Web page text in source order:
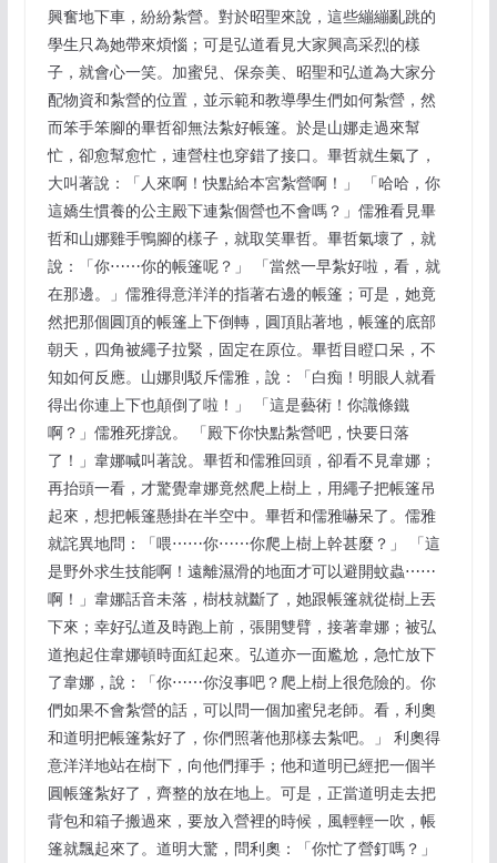
興奮地下車，紛紛紮營。對於昭聖來說，這些繃繃亂跳的
學生只為她帶來煩惱；可是弘道看見大家興高采烈的樣
子，就會心一笑。加蜜兒、保奈美、昭聖和弘道為大家分
配物資和紮營的位置，並示範和教導學生們如何紮營，然
而笨手笨腳的畢哲卻無法紮好帳篷。於是山娜走過來幫
忙，卻愈幫愈忙，連營柱也穿錯了接口。畢哲就生氣了，
大叫著說：「人來啊！快點給本宮紮營啊！」 「哈哈，你
這嬌生慣養的公主殿下連紮個營也不會嗎？」儒雅看見畢
哲和山娜雞手鴨腳的樣子，就取笑畢哲。畢哲氣壞了，就
說：「你⋯⋯你的帳篷呢？」 「當然一早紮好啦，看，就
在那邊。」儒雅得意洋洋的指著右邊的帳篷；可是，她竟
然把那個圓頂的帳篷上下倒轉，圓頂貼著地，帳篷的底部
朝天，四角被繩子拉緊，固定在原位。畢哲目瞪口呆，不
知如何反應。山娜則駁斥儒雅，說：「白痴！明眼人就看
得出你連上下也顛倒了啦！」 「這是藝術！你識條鐵
啊？」儒雅死撐說。 「殿下你快點紮營吧，快要日落
了！」韋娜喊叫著說。畢哲和儒雅回頭，卻看不見韋娜；
再抬頭一看，才驚覺韋娜竟然爬上樹上，用繩子把帳篷吊
起來，想把帳篷懸掛在半空中。畢哲和儒雅嚇呆了。儒雅
就詫異地問：「喂⋯⋯你⋯⋯你爬上樹上幹甚麼？」 「這
是野外求生技能啊！遠離濕滑的地面才可以避開蚊蟲⋯⋯
啊！」韋娜話音未落，樹枝就斷了，她跟帳篷就從樹上丟
下來；幸好弘道及時跑上前，張開雙臂，接著韋娜；被弘
道抱起住韋娜頓時面紅起來。弘道亦一面尷尬，急忙放下
了韋娜，說：「你⋯⋯你沒事吧？爬上樹上很危險的。你
們如果不會紮營的話，可以問一個加蜜兒老師。看，利奧
和道明把帳篷紮好了，你們照著他那樣去紮吧。」 利奧得
意洋洋地站在樹下，向他們揮手；他和道明已經把一個半
圓帳篷紮好了，齊整的放在地上。可是，正當道明走去把
背包和箱子搬過來，要放入營裡的時候，風輕輕一吹，帳
篷就飄起來了。道明大驚，問利奧：「你忙了營釘嗎？」